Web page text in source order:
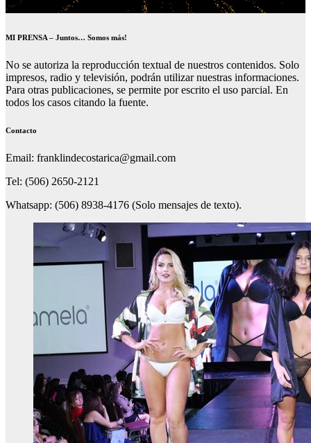
MI PRENSA – Juntos… Somos más!
No se autoriza la reproducción textual de nuestros contenidos. Solo
impresos, radio y televisión, podrán utilizar nuestras informaciones.
Para otras publicaciones, se permite por escrito el uso parcial. En
todos los casos citando la fuente.
Contacto
Email: franklindecostarica@gmail.com
Tel: (506) 2650-2121
Whatsapp: (506) 8938-4176 (Solo mensajes de texto).